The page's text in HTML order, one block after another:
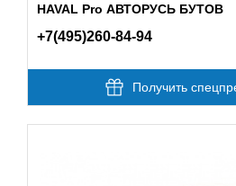
HAVAL Pro АВТОРУСЬ БУТОВ
+7(495)260-84-94
Получить